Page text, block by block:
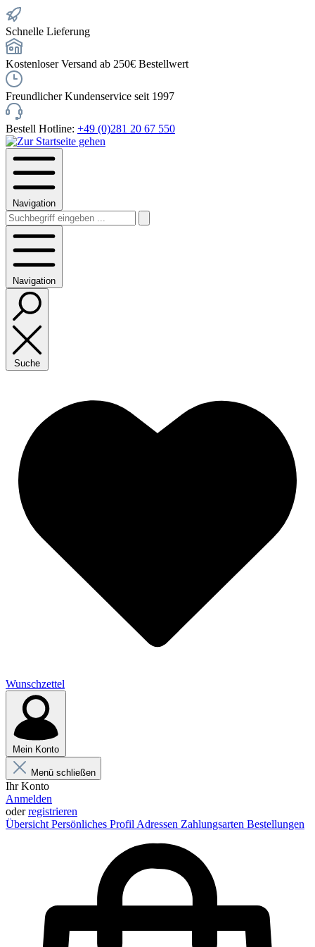
Schnelle Lieferung
Kostenloser Versand ab 250€ Bestellwert
Freundlicher Kundenservice seit 1997
Bestell Hotline: +49 (0)281 20 67 550
Navigation
Navigation
Suche
Wunschzettel
Mein Konto
Menü schließen
Ihr Konto
Anmelden
oderregistrieren
Übersicht Persönliches Profil Adressen Zahlungsarten Bestellungen